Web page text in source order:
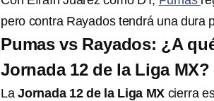
pero contra Rayados tendrá una dura
Pumas vs Rayados: ¿A
Jornada 12 de la Liga MX?
La Jornada 12 de la Liga MX cierra